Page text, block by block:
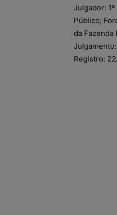
Julgador:
Público;
da Fazenda
Registro: